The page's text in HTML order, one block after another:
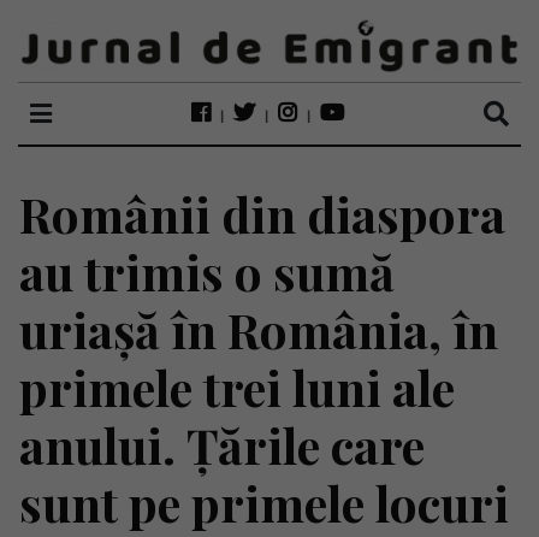
Românii din diaspora
au trimis o sumă
uriașă în România, în
primele trei luni ale
anului. Țările care
sunt pe primele locuri